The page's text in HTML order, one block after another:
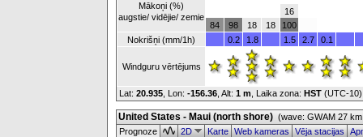
Mākoņi (%)
augstie/ vidējie/ zemie
84
98 18 18
16
100
Nokrišņi (mm/1h)
0.2 1.8 1.5 2.7 0.1
Windguru vērtējums
Lat: 20.935 , Lon: -156.36 Alt: 1 m , Laika zona: HST (UTC-
United States - Maui (north shore) (wave: GWAM 27
Prognoze
2D KarteWeb kamerasVēja stacijas